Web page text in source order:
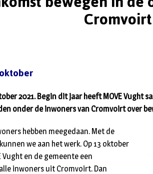
Cromvoirt
2021. Begin dit jaar heeft MOVE Vught
onder de inwoners van Cromvoirt over
hebben meegedaan. Met de
we aan het werk. Op 13 oktober
Vught en de gemeente een
inwoners uit Cromvoirt. Dan